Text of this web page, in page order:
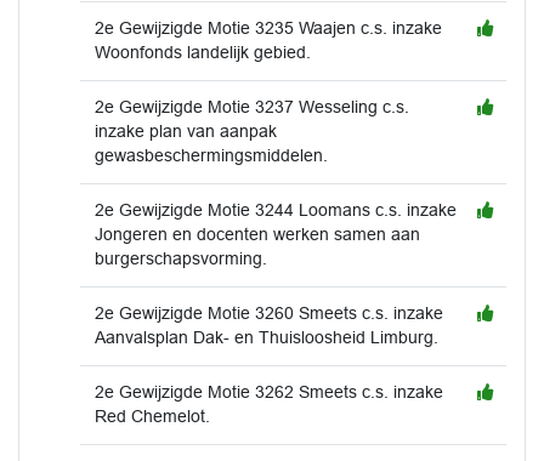
2e Gewijzigde Motie 3235 Waajen c.s. inzake
Woonfonds landelijk gebied.
2e Gewijzigde Motie 3237 Wesseling c.s.
inzake plan van aanpak
gewasbeschermingsmiddelen.
2e Gewijzigde Motie 3244 Loomans c.s. inzake
Jongeren en docenten werken samen aan
burgerschapsvorming.
2e Gewijzigde Motie 3260 Smeets c.s. inzake
Aanvalsplan Dak- en Thuisloosheid Limburg.
2e Gewijzigde Motie 3262 Smeets c.s. inzake
Red Chemelot.